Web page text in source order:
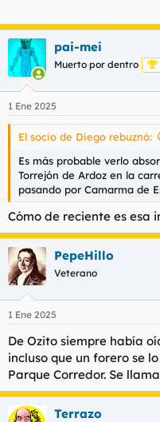
pai-mei
Muerto por dentro
1 Ene 2025
El socio de Diego rebuznó:
Es más probable verlo
Torrejón de Ardoz en la
pasando por Camarma de
Cómo de reciente es esa
PepeHillo
Veterano
1 Ene 2025
De Ozito siempre había
incluso que un forero se
Parque Corredor. Se
Terrazo